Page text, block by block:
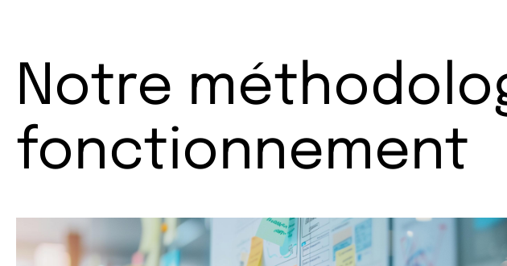
Notre
fonctionnement